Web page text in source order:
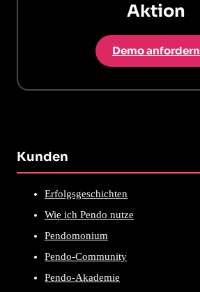
Aktion
Demo anfordern
Kunden
Erfolgsgeschichten
Wie ich Pendo nutze
Pendomonium
Pendo-Community
Pendo-Akademie